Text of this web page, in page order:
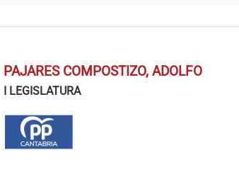
PAJARES COMPOSTIZO, ADOLFO
I LEGISLATURA